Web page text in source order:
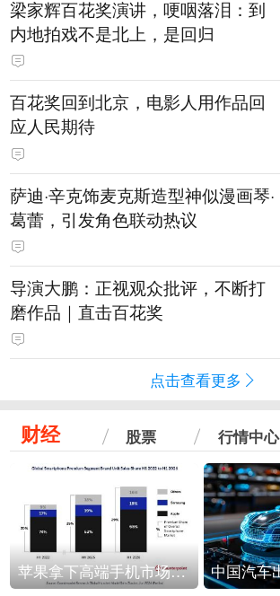
梁家辉百花奖演讲，哽咽落泪：到
内地拍戏不是北上，是回归
百花奖回到北京，电影人用作品回
应人民期待
萨迪·辛克饰麦克斯造型神似漫画琴·
葛蕾，引发角色联动热议
导演大鹏：正视观众批评，不断打
磨作品｜直击百花奖
点击查看更多
财经 股票 行情中心
苹果拿下高端手机市场65%的份额：iPhone 17系列功不可没